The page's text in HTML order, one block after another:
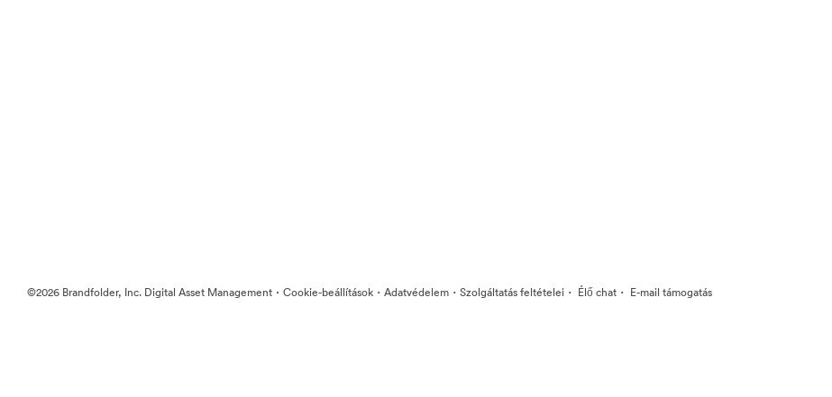
©2026 Brandfolder, Inc. Digital Asset Management · Cookie-beállítások · Adatvédelem · Szolgáltatás feltételei · Élő chat · E-mail támogatás